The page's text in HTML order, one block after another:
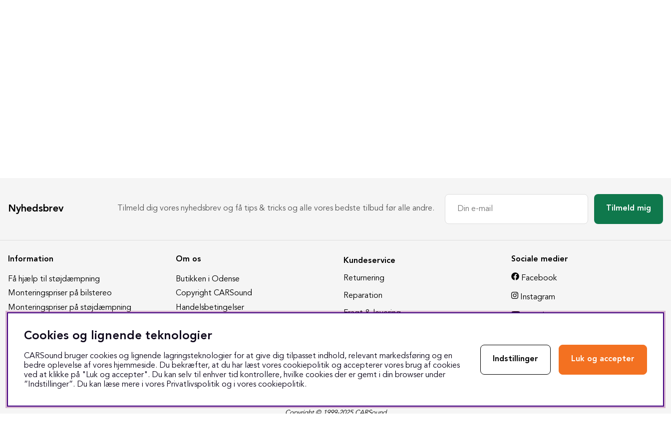
Nyhedsbrev Tilmeld dig vores nyhedsbrev og få tips & tricks og alle vores bedste tilbud før alle andre. Tilmeld mig
Information
Få hjælp til støjdæmpning
Monteringspriser på bilstereo
Monteringspriser på støjdæmpning
Søg på din bil
Tak for din henvendelse
Vil du selv støjdæmpe din bil
Om os
Butikken i Odense
Copyright CARSound
Handelsbetingelser
Om CARSound
Privatlivspolitik
Værkstedets åbningstider
Kundeservice
Returnering
Reparation
Fragt & levering
Sociale medier
Facebook
Instagram
Copyright © 1999-2025 CARSound
Cookies og lignende teknologier
CARSound bruger cookies og lignende lagringsteknologier for at give dig tilpasset indhold, relevant markedsføring og en
bedre oplevelse af vores hjemmeside. Du bekræfter, at du har læst vores cookiepolitik og accepterer vores brug af cookies
ved at klikke på "Luk og accepter". Du kan selv til enhver tid kontrollere, hvilke cookies der er gemt i din browser under
”Indstillinger”. Du kan læse mere i vores Privatlivspolitik og i vores cookiepolitik.
Indstillinger Luk og accepter